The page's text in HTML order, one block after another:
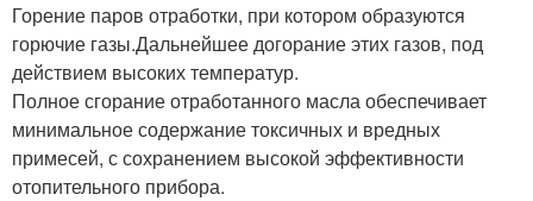
Горение паров отработки, при котором образуются
горючие газы.Дальнейшее догорание этих газов, под
действием высоких температур.
Полное сгорание отработанного масла обеспечивает
минимальное содержание токсичных и вредных
примесей, с сохранением высокой эффективности
отопительного прибора.